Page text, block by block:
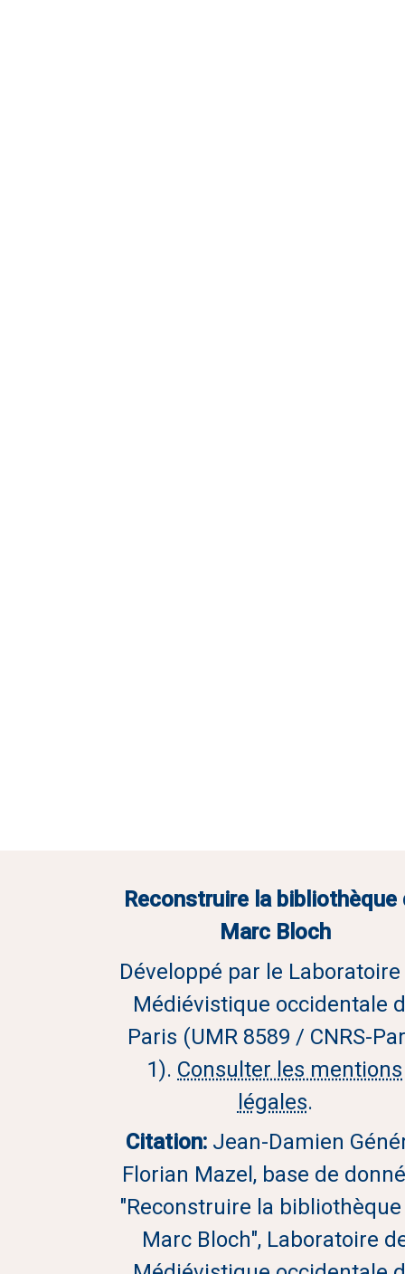
Reconstruire la bibliothèque
Marc Bloch
Développé par le
Médiévistique occidentale
Paris (UMR 8589 / CNRS-
1). Consulter les mentions
légales.
Citation: Jean-Damien
Florian Mazel, base de
"Reconstruire la
Marc Bloch", Laboratoire